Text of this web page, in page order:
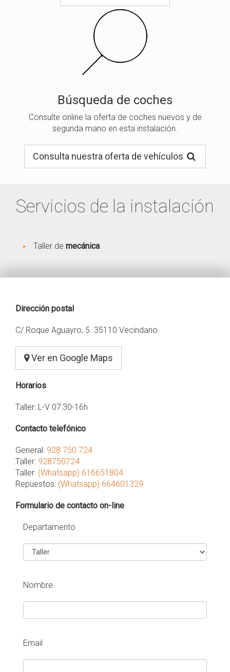
Búsqueda de coches
Consulte online la oferta de coches nuevos y de
segunda mano en esta instalación.
Consulta nuestra oferta de vehículos
Servicios de la instalación
Taller de mecánica
Dirección postal
C/ Roque Aguayro, 5. 35110 Vecindario
Ver en Google Maps
Horarios
Taller: L-V 07:30-16h
Contacto telefónico
General: 928 750 724
Taller: 928750724
Taller: (Whatsapp) 616651804
Repuestos: (Whatsapp) 664601329
Formulario de contacto on-line
Departamento
Nombre
Email